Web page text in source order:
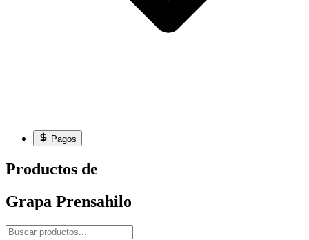
Pagos
Productos de
Grapa Prensahilo